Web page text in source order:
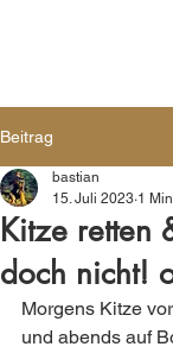
Beitrag
Kitze retten
doch nicht!
bastian
15. Juli 2023 1
Morgens Kitze
und abends auf